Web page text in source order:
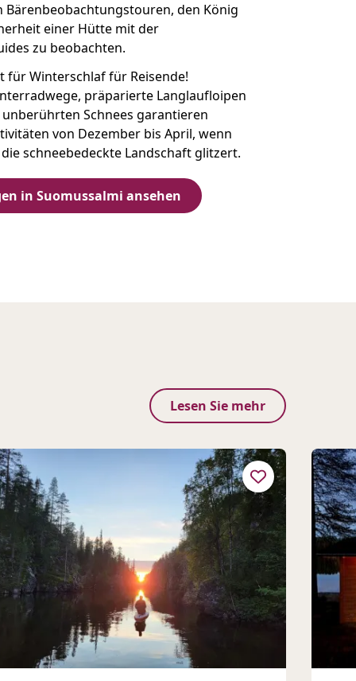
den König
einer Hütte mit der
zu beobachten.
für Winterschlaf für Reisende!
präparierte Langlaufloipen
Schnees garantieren
von Dezember bis April, wenn
schneebedeckte Landschaft glitzert.
in Suomussalmi ansehen
Lesen Sie mehr